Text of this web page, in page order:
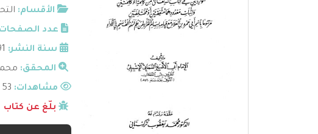
الأقسام:
عدد
سنة النشر:
المحقق:
مشاهدات:
بلّغ عن كتاب